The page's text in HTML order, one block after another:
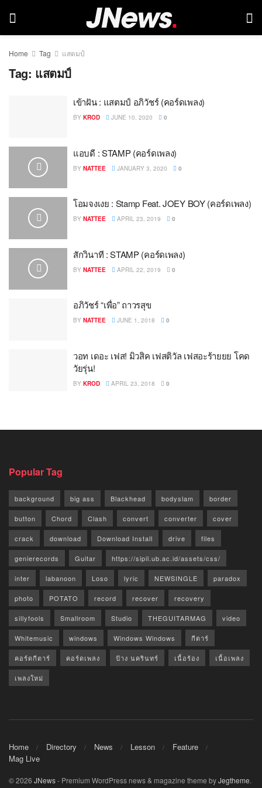
Home Tag แสตมป์
Tag: แสตมป์
เข้าฝัน : แสตมป์ อภิวัชร์ (คอร์ดเพลง)
BY KROD JUNE 10, 2020 0
แอบดี : STAMP (คอร์ดเพลง)
BY NATTEE JANUARY 3, 2020 0
โอมจงเงย : Stamp Feat. JOEY BOY (คอร์ดเพลง)
BY NATTEE APRIL 23, 2019 0
สักวินาที : STAMP (คอร์ดเพลง)
BY NATTEE APRIL 22, 2019 0
อภิวัชร์ “เพื่อ” ถาวรสุข
BY NATTEE JUNE 1, 2018 0
วอท เดอะ เฟส! มิวสิค เฟสติวัล เฟสอะร้ายยย โคด
วัยรุ่น!
BY KROD APRIL 23, 2018 0
Popular Tag
background big ass Blackhead bodyslam border
button Chord Clash convert converter cover
crack download Download Install drive files
genierecords Guitar https://sipil.ub.ac.id/assets/css/
inter labanoon Loso lyric NEWSINGLE paradox
photo POTATO record recover recovery
sillyfools Smallroom Studio THEGUITARMAG video
Whitemusic windows Windows Windows กีตาร์
คอร์ดกีตาร์ คอร์ดเพลง ป้าง นครินทร์ เนื้อร้อง เนื้อเพลง
เพลงใหม่
Home Directory News Lesson
Feature
Mag Live
© 2026 JNews- Premium WordPress news & magazine theme byJegtheme.